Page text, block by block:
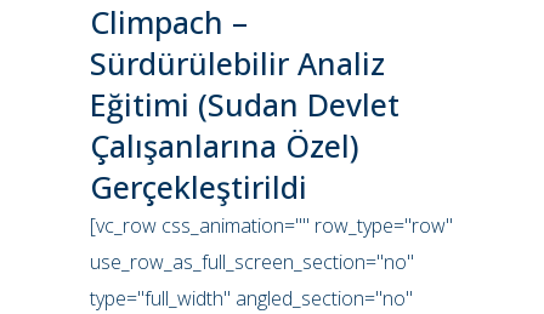
Climpach –
Sürdürülebilir Analiz
Eğitimi (Sudan Devlet
Çalışanlarına Özel)
Gerçekleştirildi
[vc_row css_animation="" row_type="row"
use_row_as_full_screen_section="no"
type="full_width" angled_section="no"